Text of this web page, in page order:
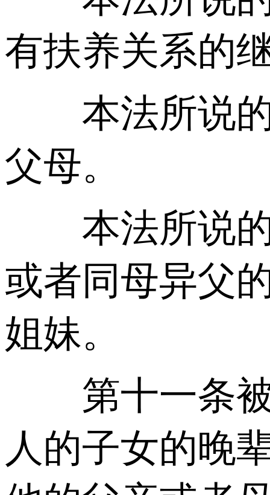
有扶养关系的
本法所说的
父母。
本法所说的
或者同母异父
姐妹。
第十一条被
人的子女的晚